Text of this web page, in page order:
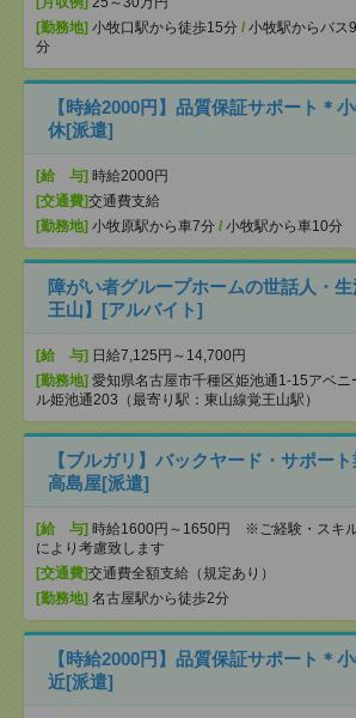
[勤務地] 小牧口駅から徒歩15分 / 小牧駅からバス9
分
【時給2000円】品質保証サポート＊
休[派遣]
[給 与] 時給2000円
[交通費]交通費支給
[勤務地] 小牧原駅から車7分 / 小牧駅から車10分
障がい者グループホームの世話人・
王山】[アルバイト]
[給 与] 日給7,125円～14,700円
[勤務地] 愛知県名古屋市千種区姫池通1-15アベニ
ル姫池通203（最寄り駅：東山線覚王山駅）
【ブルガリ】バックヤード・サポー
高島屋[派遣]
[給 与] 時給1600円～1650円 ※ご経験・スキ
により考慮致します
[交通費]交通費全額支給（規定あり）
[勤務地] 名古屋駅から徒歩2分
【時給2000円】品質保証サポート＊
近[派遣]